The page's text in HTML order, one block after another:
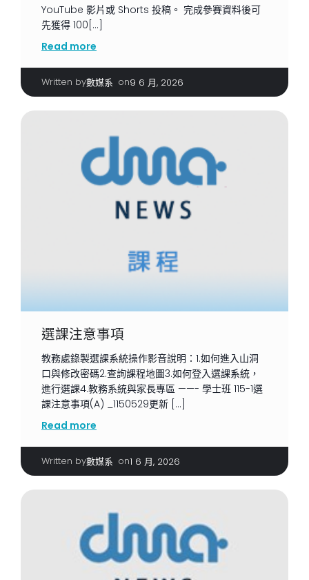
YouTube 影片或 Shorts 投稿。 完成參賽資料後可
先獲得 100[…]
Read more
Written by數媒系 on9 6 月, 2026
選課注意事項
教務處錄製選課系統操作影音說明：1.如何進入山洞
口與修改密碼2.查詢課程地圖3.如何登入選課系統，
進行選課4.教務系統與家長專區 ——- 學士班 115-1選
課注意事項(A) _1150529更新 […]
Read more
Written by數媒系 on1 6 月, 2026